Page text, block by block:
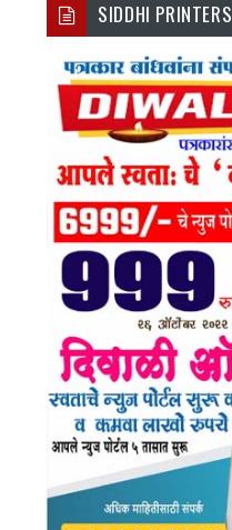
SIDDHI PRINTERS